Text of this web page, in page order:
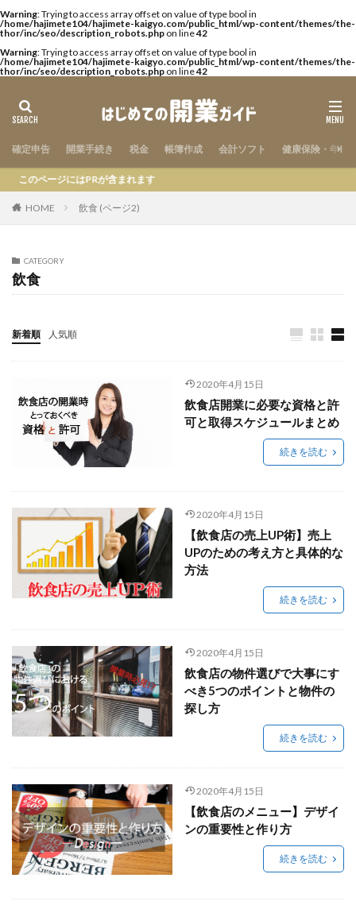
Warning: Trying to access array offset on value of type bool in
/home/hajimete104/hajimete-kaigyo.com/public_html/wp-content/themes/the-
thor/inc/seo/description_robots.php on line42
Warning: Trying to access array offset on value of type bool in
/home/hajimete104/hajimete-kaigyo.com/public_html/wp-content/themes/the-
thor/inc/seo/description_robots.php on line42
確定申告 開業手続き 税金 帳簿作成 会計ソフト 健康保険・年金
のページにはPRが含まれます
HOME 飲食 (ページ2)
CATEGORY
飲食
新着順 人気順
2020年4月15日
飲食店開業に必要な資格と許
可と取得スケジュールまとめ
続きを読む
2020年4月15日
【飲食店の売上UP術】売上
UPのための考え方と具体的な
方法
続きを読む
2020年4月15日
飲食店の物件選びで大事にす
べき5つのポイントと物件の
探し方
続きを読む
2020年4月15日
【飲食店のメニュー】デザイ
ンの重要性と作り方
続きを読む